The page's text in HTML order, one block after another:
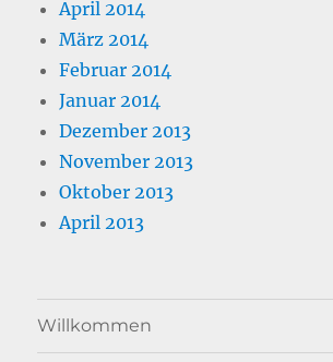
April 2014
März 2014
Februar 2014
Januar 2014
Dezember 2013
November 2013
Oktober 2013
April 2013
Willkommen